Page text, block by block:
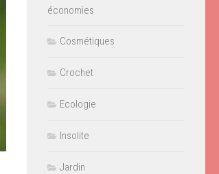
économies
Cosmétiques
Crochet
Ecologie
Insolite
Jardin